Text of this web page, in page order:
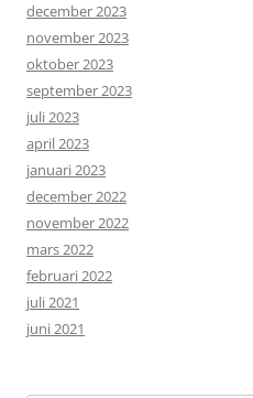
december 2023
november 2023
oktober 2023
september 2023
juli 2023
april 2023
januari 2023
december 2022
november 2022
mars 2022
februari 2022
juli 2021
juni 2021